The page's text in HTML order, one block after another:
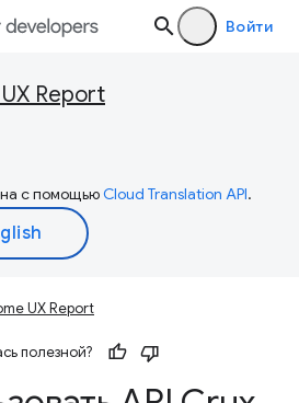
Войти
Report
с помощьюCloud Translation API.
UX Report
полезной?